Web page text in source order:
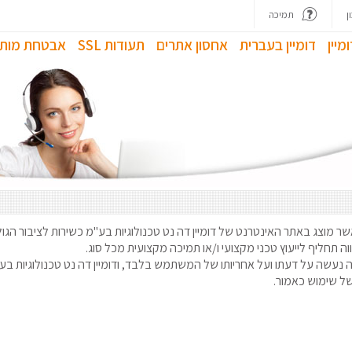
תמיכה
דומיין בעברית אחסון אתרים תעודות SSL אבטחת
מוצג באתר האינטרנט של דומיין דה נט טכנולוגיות בע"מ כשירות לציבור
תחליף לייעוץ טכני מקצועי ו/או תמיכה מקצועית מכל סוג.
על דעתו ועל אחריותו של המשתמש בלבד, ודומיין דה נט טכנולוגיות
שימוש כאמור.